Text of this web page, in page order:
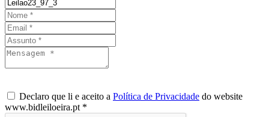
Declaro que li e aceito a Política de Privacidade do website
www.bidleiloeira.pt *